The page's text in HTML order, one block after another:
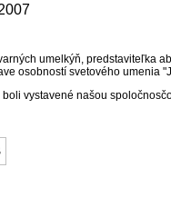
umelkýň, predstaviteľka
osobností svetového umenia
vystavené našou